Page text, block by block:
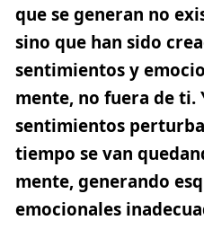
que se generan no
sino que han sido
sentimientos y
mente, no fuera de ti.
sentimientos
tiempo se van
mente, generando
emocionales